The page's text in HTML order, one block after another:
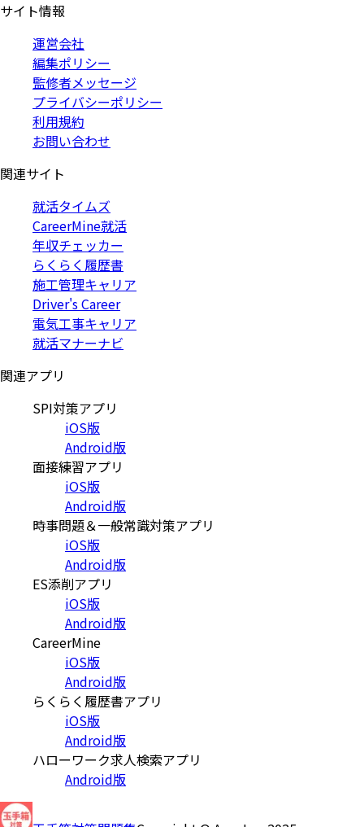
サイト情報
運営会社
編集ポリシー
監修者メッセージ
プライバシーポリシー
利用規約
お問い合わせ
関連サイト
就活タイムズ
CareerMine就活
年収チェッカー
らくらく履歴書
施工管理キャリア
Driver's Career
電気工事キャリア
就活マナーナビ
関連アプリ
SPI対策アプリ
iOS版
Android版
面接練習アプリ
iOS版
Android版
時事問題＆一般常識対策アプリ
iOS版
Android版
ES添削アプリ
iOS版
Android版
CareerMine
iOS版
Android版
らくらく履歴書アプリ
iOS版
Android版
ハローワーク求人検索アプリ
Android版